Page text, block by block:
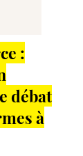
:
débat
à